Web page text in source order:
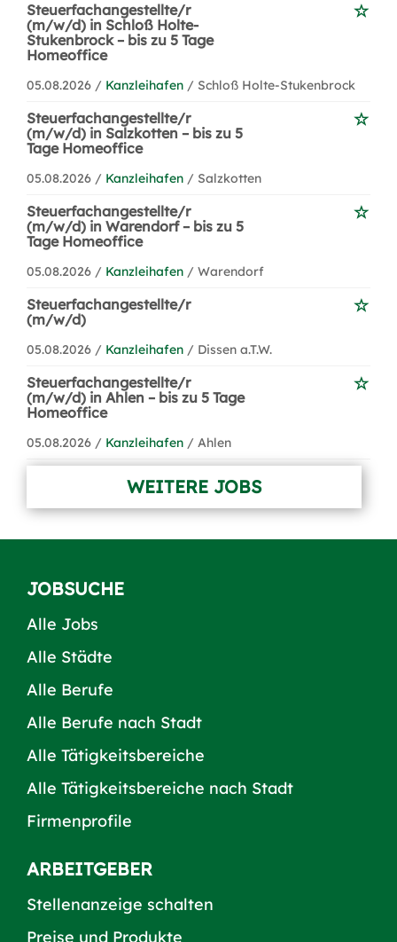
Steuerfachangestellte/r
(m/w/d) in Schloß Holte-
Stukenbrock – bis zu 5 Tage
Homeoffice
05.08.2026 / Kanzleihafen / Schloß Holte-Stukenbrock
Steuerfachangestellte/r
(m/w/d) in Salzkotten – bis zu 5
Tage Homeoffice
05.08.2026 / Kanzleihafen / Salzkotten
Steuerfachangestellte/r
(m/w/d) in Warendorf – bis zu 5
Tage Homeoffice
05.08.2026 / Kanzleihafen / Warendorf
Steuerfachangestellte/r
(m/w/d)
05.08.2026 / Kanzleihafen / Dissen a.T.W.
Steuerfachangestellte/r
(m/w/d) in Ahlen – bis zu 5 Tage
Homeoffice
05.08.2026 / Kanzleihafen / Ahlen
WEITERE JOBS
JOBSUCHE
Alle Jobs
Alle Städte
Alle Berufe
Alle Berufe nach Stadt
Alle Tätigkeitsbereiche
Alle Tätigkeitsbereiche nach Stadt
Firmenprofile
ARBEITGEBER
Stellenanzeige schalten
Preise und Produkte